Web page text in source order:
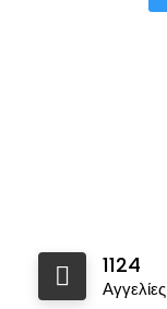
1124
Αγγελίες